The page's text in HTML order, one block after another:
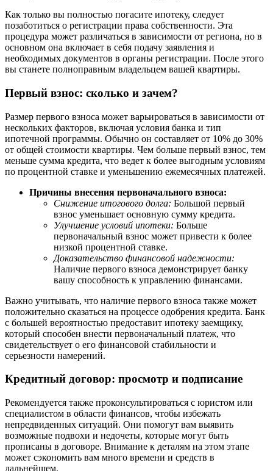
Как только вы полностью погасите ипотеку, следует
позаботиться о регистрации права собственности. Эта
процедура может различаться в зависимости от региона, но в
основном она включает в себя подачу заявления и
необходимых документов в органы регистрации. После этого
вы станете полноправным владельцем вашей квартиры.
Первый взнос: сколько и зачем?
Размер первого взноса может варьироваться в зависимости от
нескольких факторов, включая условия банка и тип
ипотечной программы. Обычно он составляет от 10% до 30%
от общей стоимости квартиры. Чем больше первый взнос, тем
меньше сумма кредита, что ведет к более выгодным условиям
по процентной ставке и уменьшению ежемесячных платежей.
Причины внесения первоначального взноса:
Снижение итогового долга: Большой первый
взнос уменьшает основную сумму кредита.
Улучшение условий ипотеки: Больше
первоначальный взнос может привести к более
низкой процентной ставке.
Доказательство финансовой надежности:
Наличие первого взноса демонстрирует банку
вашу способность к управлению финансами.
Важно учитывать, что наличие первого взноса также может
положительно сказаться на процессе одобрения кредита. Банк
с большей вероятностью предоставит ипотеку заемщику,
который способен внести первоначальный платеж, что
свидетельствует о его финансовой стабильности и
серьезности намерений.
Кредитный договор: просмотр и подписание
Рекомендуется также проконсультироваться с юристом или
специалистом в области финансов, чтобы избежать
непредвиденных ситуаций. Они помогут вам выявить
возможные подвохи и недочеты, которые могут быть
прописаны в договоре. Внимание к деталям на этом этапе
может сэкономить вам много времени и средств в
дальнейшем.